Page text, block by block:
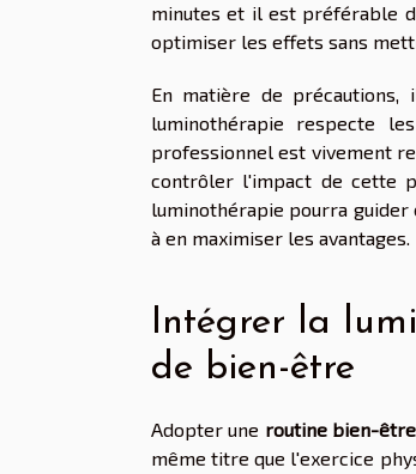
minutes et il est préférable
optimiser les effets sans
En matière de
luminothérapie respecte
professionnel est vivement
contrôler l'impact de cette
luminothérapie pourra
à en maximiser les avantages.
Intégrer la
de bien-être
Adopter une routine bien-être
même titre que l'exercice